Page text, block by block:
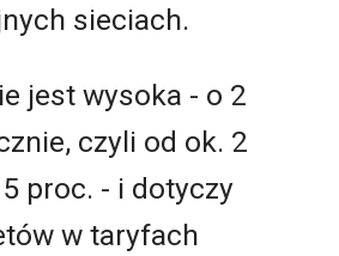
sieciach.
jest wysoka - o 2
czyli od ok. 2
proc. - i dotyczy
w taryfach